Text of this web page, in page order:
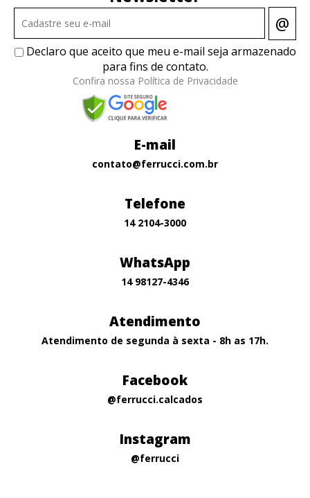
@
Declaro que aceito que meu e-mail seja armazenado
para fins de contato.
Confira nossa Política de Privacidade
E-mail
contato@ferrucci.com.br
Telefone
14 2104-3000
WhatsApp
14 98127-4346
Atendimento
Atendimento de segunda à sexta - 8h as 17h.
Facebook
@ferrucci.calcados
Instagram
@ferrucci